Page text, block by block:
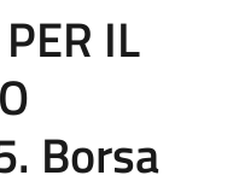
IL
Borsa